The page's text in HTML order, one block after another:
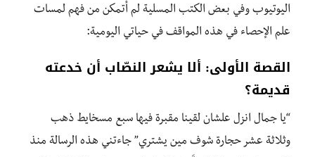
اليوتيوب وفي بعض الكتب المسلية لم أتمكن من فهم لمسات
علم الإحصاء في هذه المواقف في حياتي اليومية:
القصة الأولى: ألا يشعر النصّاب أن خدعته
قديمة؟
“يا جمال انزل علشان لقينا مقبرة فيها سبع مسخايط ذهب
وثلاثة عشر حجارة شوف مين يشتري” جاءتني هذه الرسالة منذ